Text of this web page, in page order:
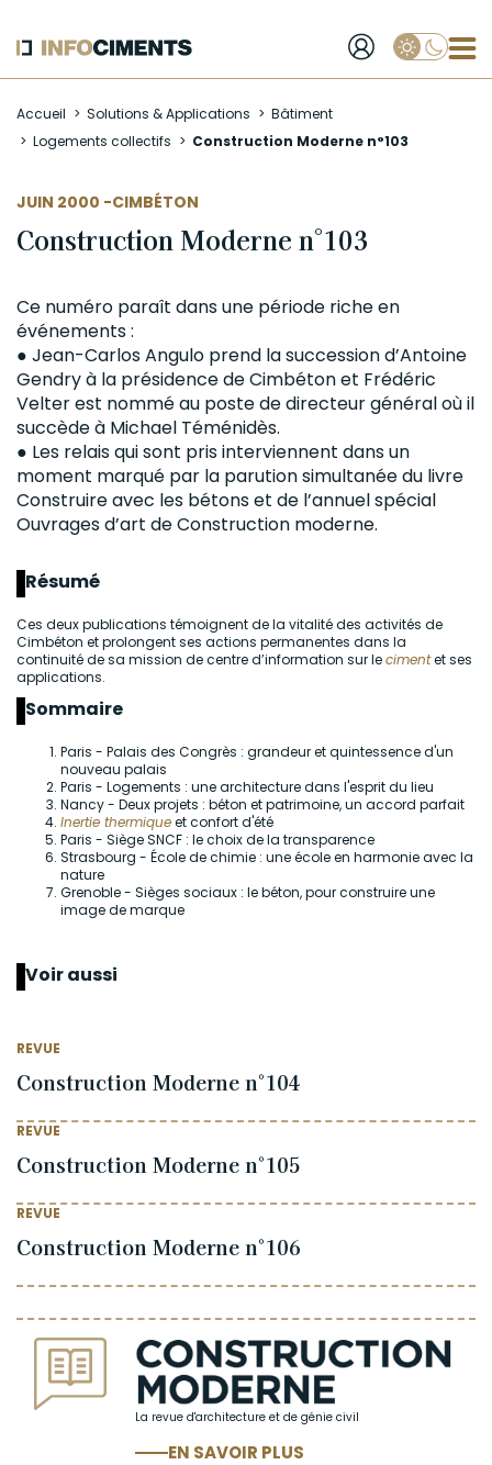
au
contenu
Accueil Solutions & Applications
Bâtiment
Logements collectifs
Construction Moderne n°103
La revue d'architecture et de génie civil
EN SAVOIR PLUS
JUIN 2000 -
AUTEUR CIMBÉTON
Construction Moderne n°103
Ce numéro paraît dans une période riche en
événements :
● Jean-Carlos Angulo prend la succession d’Antoine
Gendry à la présidence de Cimbéton et Frédéric
Velter est nommé au poste de directeur général où il
succède à Michael Téménidès.
● Les relais qui sont pris interviennent dans un
moment marqué par la parution simultanée du livre
Construire avec les bétons et de l’annuel spécial
Ouvrages d’art de Construction moderne.
Résumé
Ces deux publications témoignent de la vitalité des activités de
Cimbéton et prolongent ses actions permanentes dans la
continuité de sa mission de centre d’information sur lecimentet ses
applications.
Sommaire
Paris - Palais des Congrès : grandeur et quintessence d'un
nouveau palais
Paris - Logements : une architecture dans l'esprit du lieu
Nancy - Deux projets : béton et patrimoine, un accord parfait
Inertie thermiqueet confort d'été
Paris - Siège SNCF : le choix de la transparence
Strasbourg - École de chimie : une école en harmonie avec la
nature
Grenoble - Sièges sociaux : le béton, pour construire une
image de marque
Voir aussi
REVUE
Construction Moderne n°104
REVUE
Construction Moderne n°105
REVUE
Construction Moderne n°106